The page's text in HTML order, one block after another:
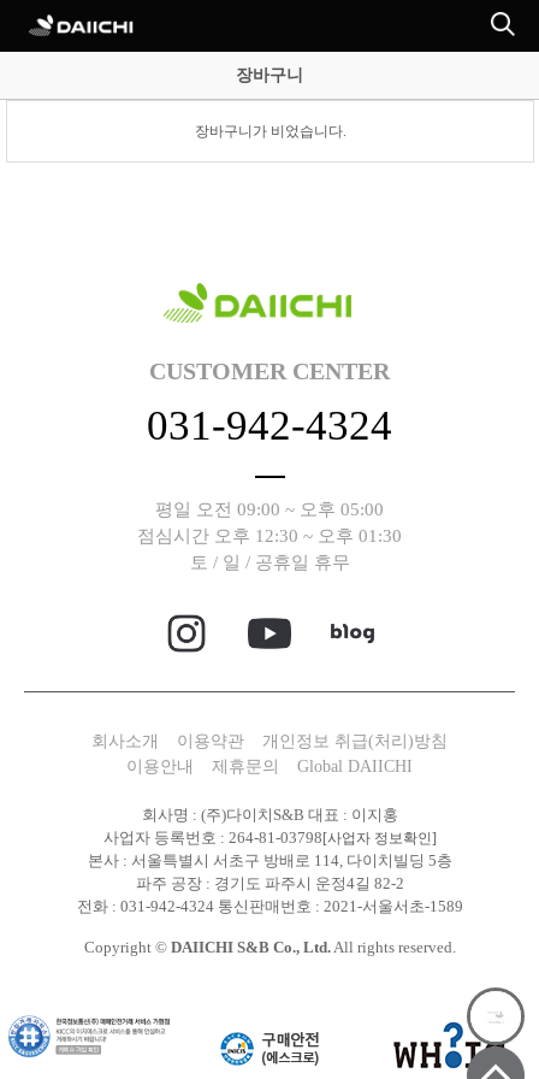
장바구니
장바구니가 비었습니다.
CUSTOMER CENTER
031-942-4324
평일 오전 09:00 ~ 오후 05:00
점심시간 오후 12:30 ~ 오후 01:30
토 / 일 / 공휴일 휴무
회사소개 이용약관
개인정보 취급(처리)방침
이용안내
제휴문의 Global DAIICHI
회사명 : (주)다이치S&B 대표 : 이지홍
사업자 등록번호 : 264-81-03798[사업자 정보확인]
본사 : 서울특별시 서초구 방배로 114, 다이치빌딩 5층
파주 공장 : 경기도 파주시 운정4길 82-2
전화 : 031-942-4324 통신판매번호 : 2021-서울서초-1589
Copyright © DAIICHI S&B Co., Ltd.All rights reserved.